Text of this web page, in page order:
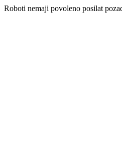
Roboti nemaji povoleno posilat